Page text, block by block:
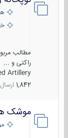
مطالب
راکتی و ...
Artillery ...
1,842 ارسال ها
موشک